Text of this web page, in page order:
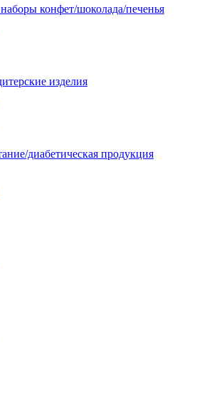
конфет/шоколада/печенья
изделия
диабетическая продукция